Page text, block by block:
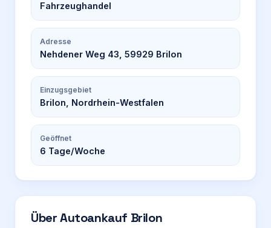
Fahrzeughandel
Adresse
Nehdener Weg 43, 59929 Brilon
Einzugsgebiet
Brilon, Nordrhein-Westfalen
Geöffnet
6 Tage/Woche
ÜberAutoankauf Brilon